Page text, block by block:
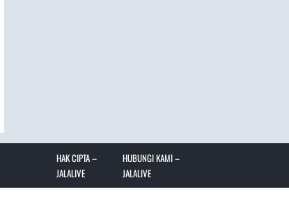
HAK CIPTA –
JALALIVE
HUBUNGI KAMI –
JALALIVE